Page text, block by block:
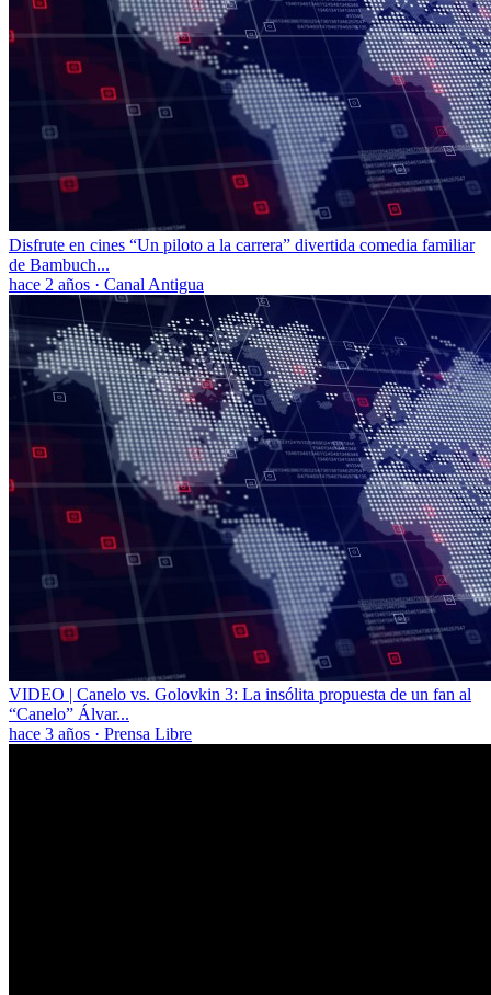
Disfrute en cines “Un piloto a la carrera” divertida comedia familiar
de Bambuch...
hace 2 años · Canal Antigua
VIDEO | Canelo vs. Golovkin 3: La insólita propuesta de un fan al
“Canelo” Álvar...
hace 3 años · Prensa Libre